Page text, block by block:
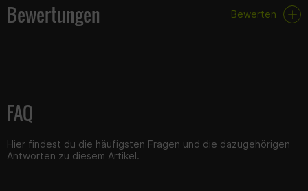
Bewertungen Bewerten
FAQ
Hier findest du die häufigsten Fragen und die dazugehörigen
Antworten zu diesem Artikel.